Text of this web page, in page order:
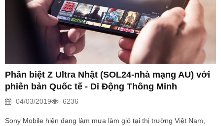
Phân biệt Z Ultra Nhật (SOL24-nhà mạng AU) với
phiên bản Quốc tế - Di Động Thông Minh
04/03/2019 6236
Sony Mobile hiện đang làm mưa làm gió tại thị trường Việt Nam,